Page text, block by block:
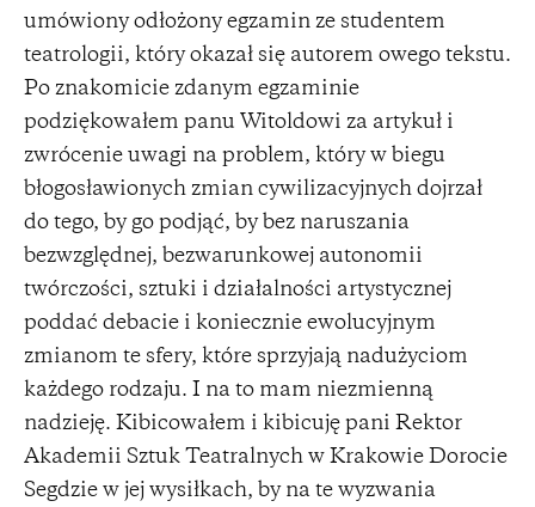
umówiony odłożony egzamin ze studentem
teatrologii, który okazał się autorem owego tekstu.
Po znakomicie zdanym egzaminie
podziękowałem panu Witoldowi za artykuł i
zwrócenie uwagi na problem, który w biegu
błogosławionych zmian cywilizacyjnych dojrzał
do tego, by go podjąć, by bez naruszania
bezwzględnej, bezwarunkowej autonomii
twórczości, sztuki i działalności artystycznej
poddać debacie i koniecznie ewolucyjnym
zmianom te sfery, które sprzyjają nadużyciom
każdego rodzaju. I na to mam niezmienną
nadzieję. Kibicowałem i kibicuję pani Rektor
Akademii Sztuk Teatralnych w Krakowie Dorocie
Segdzie w jej wysiłkach, by na te wyzwania